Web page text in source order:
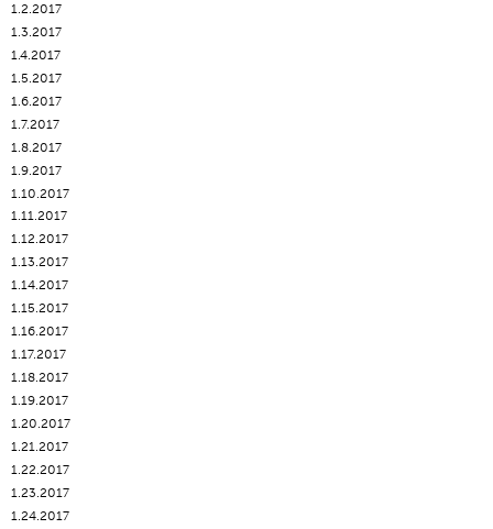
1.2.2017
1.3.2017
1.4.2017
1.5.2017
1.6.2017
1.7.2017
1.8.2017
1.9.2017
1.10.2017
1.11.2017
1.12.2017
1.13.2017
1.14.2017
1.15.2017
1.16.2017
1.17.2017
1.18.2017
1.19.2017
1.20.2017
1.21.2017
1.22.2017
1.23.2017
1.24.2017